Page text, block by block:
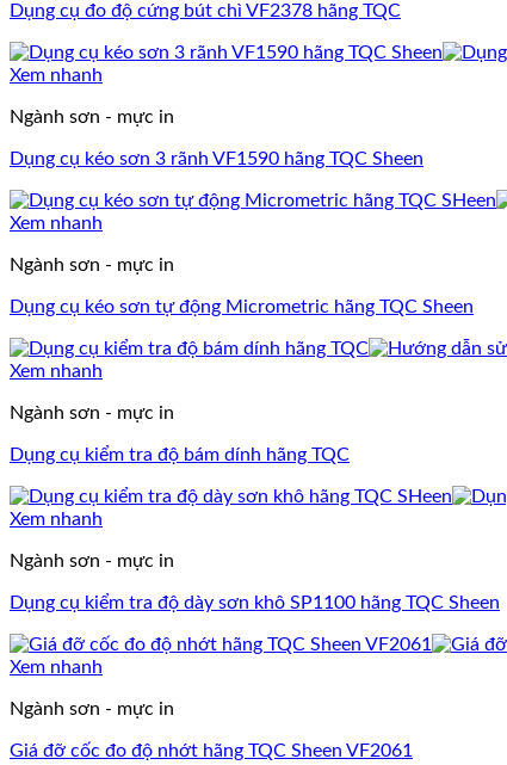
Dụng cụ đo độ cứng bút chì VF2378 hãng TQC
Xem nhanh
Ngành sơn - mực in
Dụng cụ kéo sơn 3 rãnh VF1590 hãng TQC Sheen
Xem nhanh
Ngành sơn - mực in
Dụng cụ kéo sơn tự động Micrometric hãng TQC Sheen
Xem nhanh
Ngành sơn - mực in
Dụng cụ kiểm tra độ bám dính hãng TQC
Xem nhanh
Ngành sơn - mực in
Dụng cụ kiểm tra độ dày sơn khô SP1100 hãng TQC Sheen
Xem nhanh
Ngành sơn - mực in
Giá đỡ cốc đo độ nhớt hãng TQC Sheen VF2061